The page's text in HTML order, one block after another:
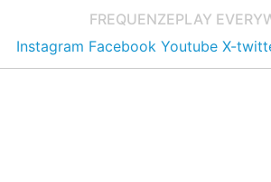
FREQUENZEPLAY
Instagram Facebook Youtube X-